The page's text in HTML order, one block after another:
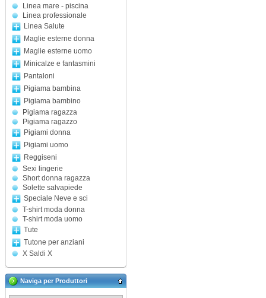
Linea mare - piscina
Linea professionale
Linea Salute
Maglie esterne donna
Maglie esterne uomo
Minicalze e fantasmini
Pantaloni
Pigiama bambina
Pigiama bambino
Pigiama ragazza
Pigiama ragazzo
Pigiami donna
Pigiami uomo
Reggiseni
Sexi lingerie
Short donna ragazza
Solette salvapiede
Speciale Neve e sci
T-shirt moda donna
T-shirt moda uomo
Tute
Tutone per anziani
X Saldi X
Naviga per Produttori